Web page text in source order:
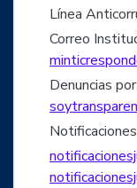
Línea
Correo
Denuncias